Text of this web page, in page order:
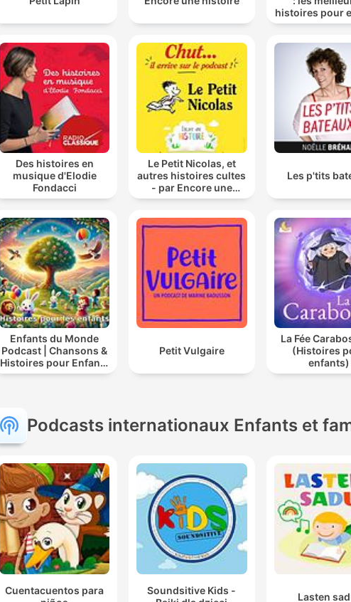
histoires pour
Des histoires en
musique d'Elodie
Fondacci
Le Petit Nicolas, et
autres histoires cultes
- par Encore une
histoire
Les p'tits
Enfants du Monde
Podcast | Chansons &
Histoires pour Enfants
| Contes & Comptines
Petit Vulgaire
La Fée
(Histoires
enfants)
Podcasts internationaux Enfants et
Cuentacuentos para
Soundsitive Kids -
Lasten